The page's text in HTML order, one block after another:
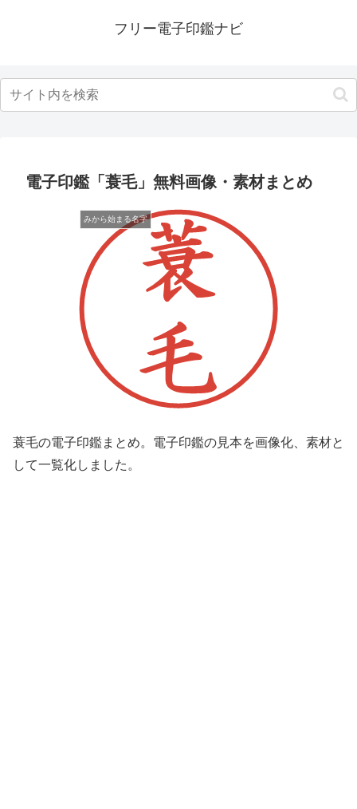
フリー電子印鑑ナビ
電子印鑑「蓑毛」無料画像・素材まとめ
みから始まる名字
蓑毛の電子印鑑まとめ。電子印鑑の見本を画像化、素材と
して一覧化しました。